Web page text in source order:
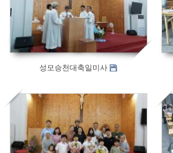
516
성모승천대축일미사
528